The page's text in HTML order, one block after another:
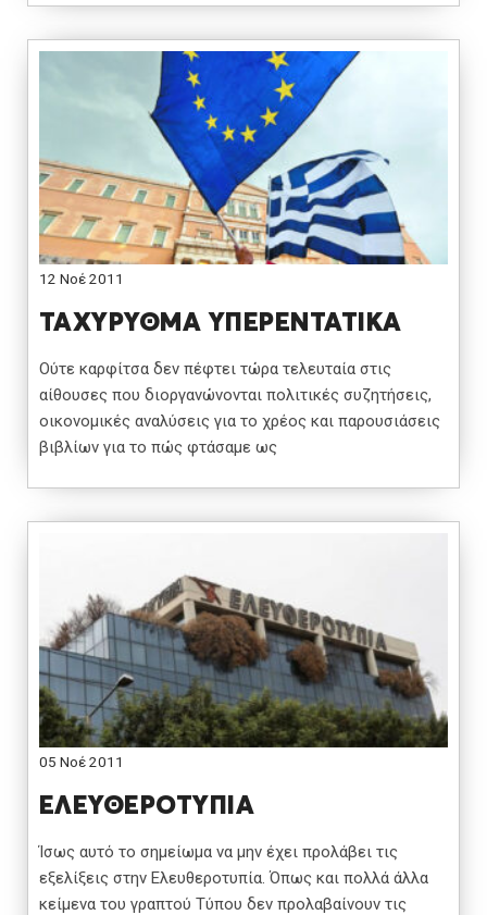
12 Νοέ 2011
ΤΑΧΥΡΥΘΜΑ ΥΠΕΡΕΝΤΑΤΙΚΑ
Ούτε καρφίτσα δεν πέφτει τώρα τελευταία στις
αίθουσες που διοργανώνονται πολιτικές συζητήσεις,
οικονομικές αναλύσεις για το χρέος και παρουσιάσεις
βιβλίων για το πώς φτάσαμε ως
05 Νοέ 2011
ΕΛΕΥΘΕΡΟΤΥΠΙΑ
Ίσως αυτό το σημείωμα να μην έχει προλάβει τις
εξελίξεις στην Ελευθεροτυπία. Όπως και πολλά άλλα
κείμενα του γραπτού Τύπου δεν προλαβαίνουν τις